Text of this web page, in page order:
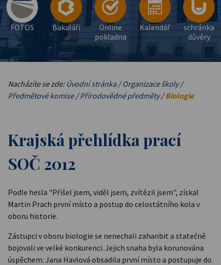
FOTOS Bakaláři
Online
pokladna
Kalendář
schránka
důvěry
Nacházíte se zde: Úvodní stránka/Organizace školy/
Předmětové komise/Přírodovědné předměty/Biologie
Krajská přehlídka prací
SOČ 2012
Podle hesla "Přišel jsem, viděl jsem, zvítězil jsem", získal
Martin Prach první místo a postup do celostátního kola v
oboru historie.
Zástupci v oboru biologie se nenechali zahanbit a statečně
bojovali ve velké konkurenci. Jejich snaha byla korunována
úspěchem: Jana Havlová obsadila první místo a postupuje do